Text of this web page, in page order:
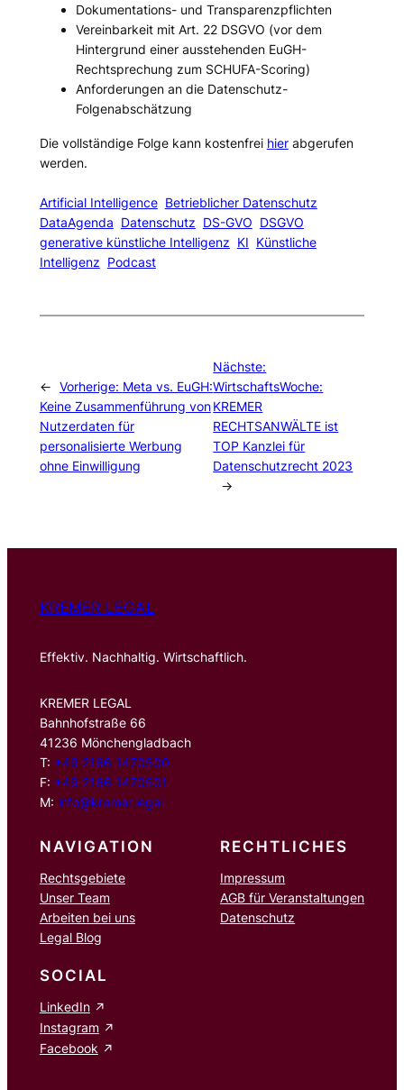
Dokumentations- und Transparenzpflichten
Vereinbarkeit mit Art. 22 DSGVO (vor dem
Hintergrund einer ausstehenden EuGH-
Rechtsprechung zum SCHUFA-Scoring)
Anforderungen an die Datenschutz-
Folgenabschätzung
Die vollständige Folge kann kostenfrei hierabgerufen
werden.
Artificial Intelligence Betrieblicher Datenschutz
DataAgenda Datenschutz DS-GVO DSGVO
generative künstliche Intelligenz KI Künstliche
Intelligenz Podcast
← Vorherige: Meta vs. EuGH:
Keine Zusammenführung von
Nutzerdaten für
personalisierte Werbung
ohne Einwilligung
Nächste:
WirtschaftsWoche:
KREMER
RECHTSANWÄLTE ist
TOP Kanzlei für
Datenschutzrecht 2023
→
KREMER LEGAL
Effektiv. Nachhaltig. Wirtschaftlich.
KREMER LEGAL
Bahnhofstraße 66
41236 Mönchengladbach
T: +49 2166 1470500
F: +49 2166 1470501
M: info@kremer.legal
NAVIGATION
Rechtsgebiete
Unser Team
Arbeiten bei uns
Legal Blog
RECHTLICHES
Impressum
AGB für Veranstaltungen
Datenschutz
SOCIAL
LinkedIn
Instagram
Facebook